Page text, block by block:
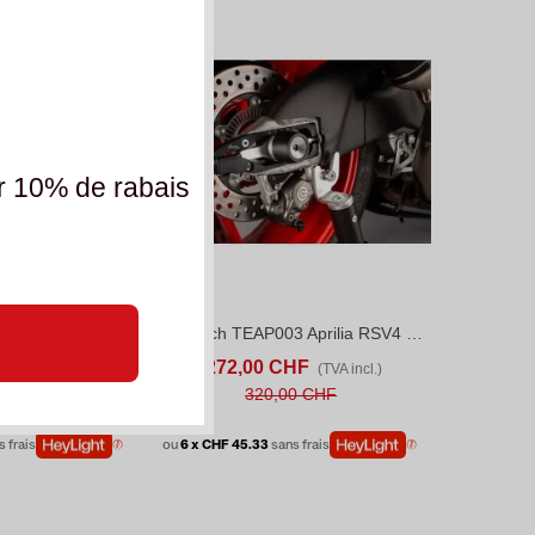
10% de rabais
frais
AFFICHER PLUS ADD TO COMPARE
Lightech TEAP003 Aprilia RSV4 (2015-19)
272,00 CHF (TVA incl.)
320,00 CHF
ou6 x CHF 45.33sans frais